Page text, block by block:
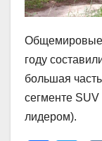
Общемировые
году
большая
сегменте
лидером).